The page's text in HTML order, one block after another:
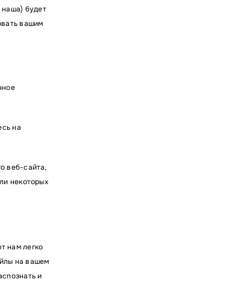
наша) будет
вашим
на
веб-сайта,
некоторых
нам легко
на вашем
и